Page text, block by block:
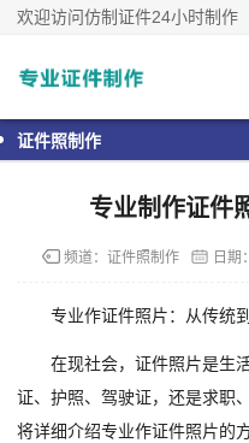
欢迎访问仿制证件24小时制作
证件照制作
专业制作证件
频道： 证件照制作 日期：
专业作证件照片：从传统
在现社会，证件照片是生
证、护照、驾驶证，还是求职
将详细介绍专业作证件照片的